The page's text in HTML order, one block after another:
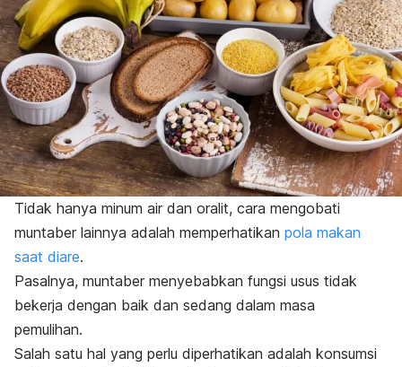
Tidak hanya minum air dan oralit, cara mengobati
muntaber lainnya adalah memperhatikan pola makan
saat diare.
Pasalnya, muntaber menyebabkan fungsi usus tidak
bekerja dengan baik dan sedang dalam masa
pemulihan.
Salah satu hal yang perlu diperhatikan adalah konsumsi